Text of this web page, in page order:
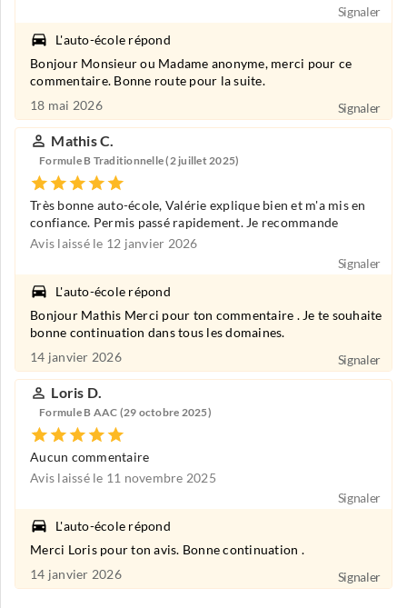
Signaler
L'auto-école répond
Bonjour Monsieur ou Madame anonyme, merci pour ce
commentaire. Bonne route pour la suite.
18 mai 2026
Signaler
Mathis C.
Formule B Traditionnelle (2 juillet 2025)
Très bonne auto-école, Valérie explique bien et m'a mis en
confiance. Permis passé rapidement. Je recommande
Avis laissé le 12 janvier 2026
Signaler
L'auto-école répond
Bonjour Mathis Merci pour ton commentaire . Je te souhaite
bonne continuation dans tous les domaines.
14 janvier 2026
Signaler
Loris D.
Formule B AAC (29 octobre 2025)
Aucun commentaire
Avis laissé le 11 novembre 2025
Signaler
L'auto-école répond
Merci Loris pour ton avis. Bonne continuation .
14 janvier 2026
Signaler